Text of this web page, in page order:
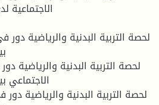
الاجتماعية
الاجتماعي